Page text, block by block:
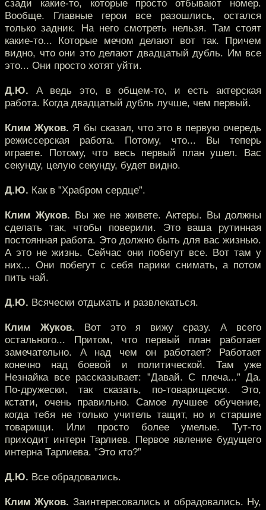
сзади какие-то, которые просто отбывают номер.
Вообще. Главные герои все разошлись, остался
только задник. На него смотреть нельзя. Там стоят
какие-то... Которые мечом делают вот так. Причем
видно, что они это делают двадцатый дубль. Им все
это... Они просто хотят уйти.
Д.Ю. А ведь это, в общем-то, и есть актерская
работа. Когда двадцатый дубль лучше, чем первый.
Клим Жуков. Я бы сказал, что это в первую очередь
режиссерская работа. Потому, что... Вы теперь
играете. Потому, что весь первый план ушел. Вас
секунду, целую секунду, будет видно.
Д.Ю. Как в ”Храбром сердце”.
Клим Жуков. Вы же не живете. Актеры. Вы должны
сделать так, чтобы поверили. Это ваша рутинная
постоянная работа. Это должно быть для вас жизнью.
А это не жизнь. Сейчас они побегут все. Вот там у
них... Они побегут с себя парики снимать, а потом
пить чай.
Д.Ю. Всячески отдыхать и развлекаться.
Клим Жуков. Вот это я вижу сразу. А всего
остального... Притом, что первый план работает
замечательно. А над чем он работает? Работает
конечно над боевой и политической. Там уже
Незнайка все рассказывает: ”Давай. С плеча...” Да.
По-дружески, так сказать, по-товарищески. Это,
кстати, очень правильно. Самое лучшее обучение,
когда тебя не только учитель тащит, но и старшие
товарищи. Или просто более умелые. Тут-то
приходит интерн Тарлиев. Первое явление будущего
интерна Тарлиева. ”Это кто?”
Д.Ю. Все обрадовались.
Клим Жуков. Заинтересовались и обрадовались. Ну,